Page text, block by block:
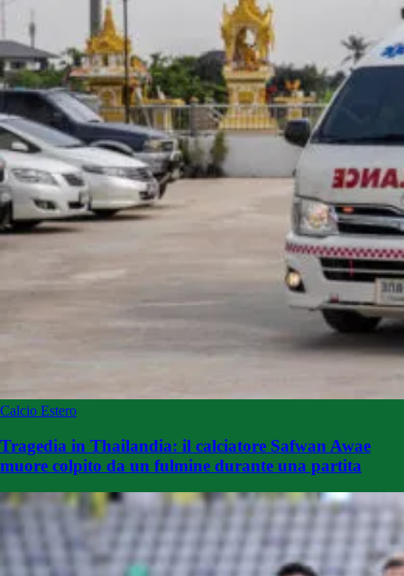
Calcio Estero
Tragedia in Thailandia: il calciatore Safwan Awae
muore colpito da un fulmine durante una partita